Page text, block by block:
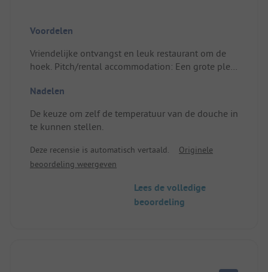
Voordelen
Vriendelijke ontvangst en leuk restaurant om de
hoek. Pitch/rental accommodation: Een grote plek
Nadelen
De keuze om zelf de temperatuur van de douche in
te kunnen stellen.
Deze recensie is automatisch vertaald.
Originele
beoordeling weergeven
Lees de volledige
beoordeling